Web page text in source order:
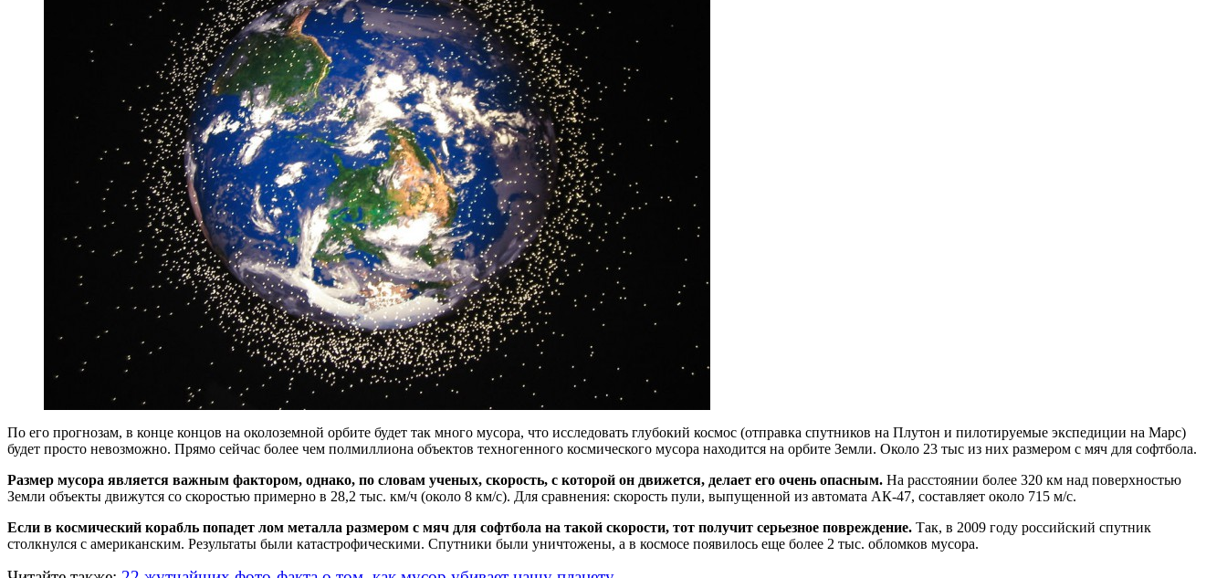
По его прогнозам, в конце концов на околоземной орбите будет так много мусора, что исследовать глубокий космос (отправка спутников на Плутон и пилотируемые экспедиции на Марс)
будет просто невозможно. Прямо сейчас более чем полмиллиона объектов техногенного космического мусора находится на орбите Земли. Около 23 тыс из них размером с мяч для софтбола.
Размер мусора является важным фактором, однако, по словам ученых, скорость, с которой он движется, делает его очень опасным. На расстоянии более 320 км над поверхностью
Земли объекты движутся со скоростью примерно в 28,2 тыс. км/ч (около 8 км/с). Для сравнения: скорость пули, выпущенной из автомата АК-47, составляет около 715 м/с.
Если в космический корабль попадет лом металла размером с мяч для софтбола на такой скорости, тот получит серьезное повреждение. Так, в 2009 году российский спутник
столкнулся с американским. Результаты были катастрофическими. Спутники были уничтожены, а в космосе появилось еще более 2 тыс. обломков мусора.